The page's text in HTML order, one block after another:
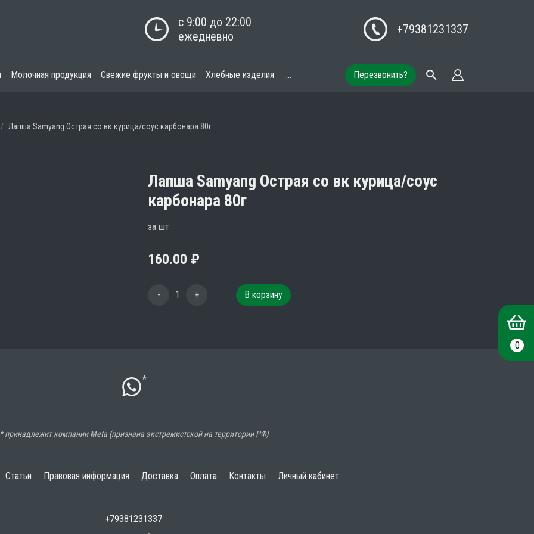
с 9:00 до 22:00
ежедневно
+79381231337
Молочная продукция Свежие фрукты и овощи Хлебные изделия ... Перезвонить?
Лапша Samyang Острая со вк курица/соус карбонара 80г
Лапша Samyang Острая со вк курица/соус
карбонара 80г
за шт
160.00 ₽
- 1 + В корзину
*
* принадлежит компании Meta (признана экстремистской на территории РФ)
Статьи Правовая информация Доставка Оплата Контакты Личный кабинет
+79381231337
0